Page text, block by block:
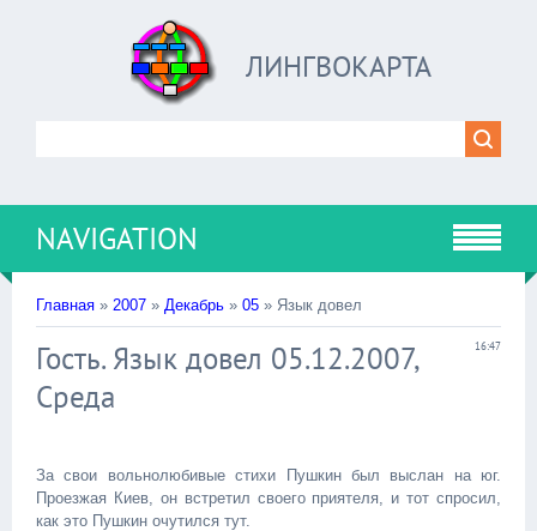
ЛИНГВОКАРТА
NAVIGATION
Главная » 2007 » Декабрь » 05 » Язык довел
16:47
Гость. Язык довел 05.12.2007,
Среда
За свои вольнолюбивые стихи Пушкин был выслан на юг.
Проезжая Киев, он встретил своего приятеля, и тот спросил,
как это Пушкин очутился тут.